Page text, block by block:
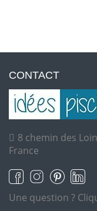
CONTACT
8 chemin des
France
Une question ?